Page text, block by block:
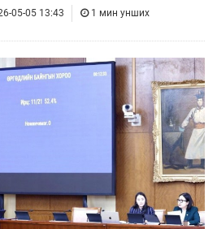
05-05 13:43 1 мин унших